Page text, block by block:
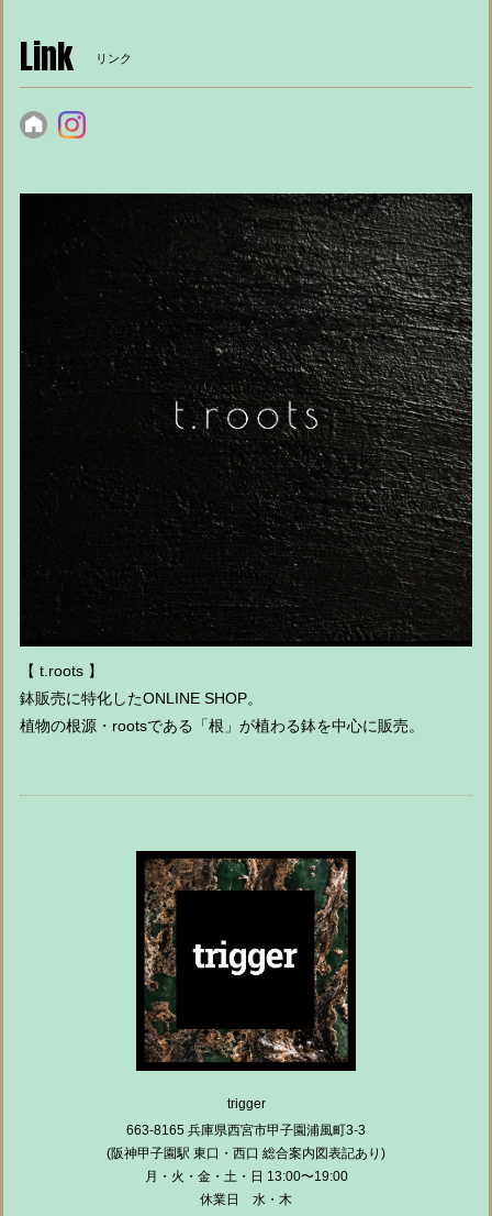
Link リンク
【 t.roots 】
鉢販売に特化したONLINE SHOP。
植物の根源・rootsである「根」が植わる鉢を中心に販売。
trigger
663-8165 兵庫県西宮市甲子園浦風町3-3
(阪神甲子園駅 東口・西口 総合案内図表記あり)
月・火・金・土・日 13:00〜19:00
休業日 水・木